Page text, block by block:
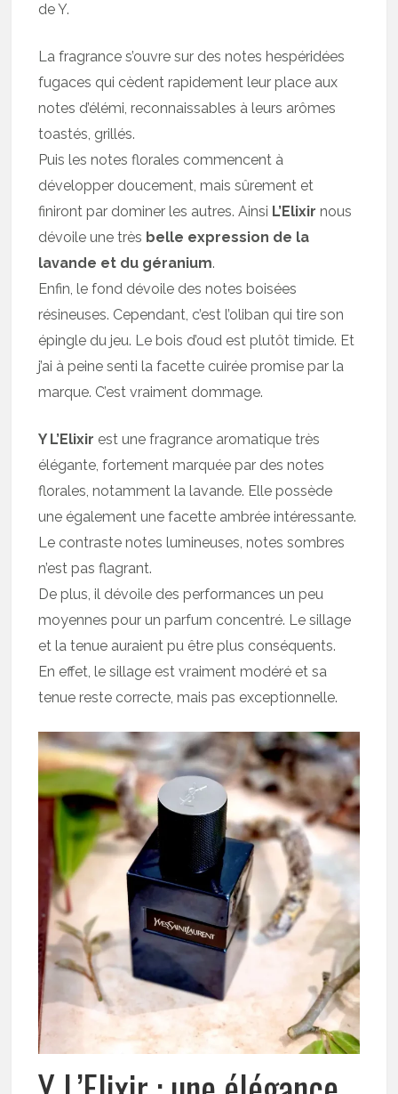
de Y.
La fragrance s’ouvre sur des notes hespéridées
fugaces qui cèdent rapidement leur place aux
notes d’élémi, reconnaissables à leurs arômes
toastés, grillés.
Puis les notes florales commencent à
développer doucement, mais sûrement et
finiront par dominer les autres. Ainsi L’Elixir nous
dévoile une très belle expression de la
lavande et du géranium.
Enfin, le fond dévoile des notes boisées
résineuses. Cependant, c’est l’oliban qui tire son
épingle du jeu. Le bois d’oud est plutôt timide. Et
j’ai à peine senti la facette cuirée promise par la
marque. C’est vraiment dommage.
Y L’Elixir est une fragrance aromatique très
élégante, fortement marquée par des notes
florales, notamment la lavande. Elle possède
une également une facette ambrée intéressante.
Le contraste notes lumineuses, notes sombres
n’est pas flagrant.
De plus, il dévoile des performances un peu
moyennes pour un parfum concentré. Le sillage
et la tenue auraient pu être plus conséquents.
En effet, le sillage est vraiment modéré et sa
tenue reste correcte, mais pas exceptionnelle.